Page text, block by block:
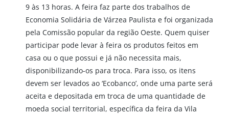
9 às 13 horas. A feira faz parte dos trabalhos de
Economia Solidária de Várzea Paulista e foi organizada
pela Comissão popular da região Oeste. Quem quiser
participar pode levar à feira os produtos feitos em
casa ou o que possui e já não necessita mais,
disponibilizando-os para troca. Para isso, os itens
devem ser levados ao ‘Ecobanco’, onde uma parte será
aceita e depositada em troca de uma quantidade de
moeda social territorial, específica da feira da Vila